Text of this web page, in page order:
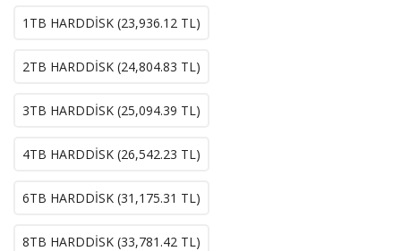
1TB HARDDİSK (23,936.12 TL)
2TB HARDDİSK (24,804.83 TL)
3TB HARDDİSK (25,094.39 TL)
4TB HARDDİSK (26,542.23 TL)
6TB HARDDİSK (31,175.31 TL)
8TB HARDDİSK (33,781.42 TL)